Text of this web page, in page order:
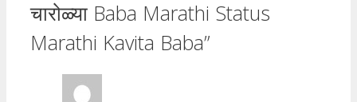
चारोळ्या Baba Marathi Status
Marathi Kavita Baba”